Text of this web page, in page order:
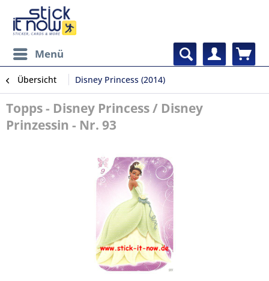
Menü
Übersicht Disney Princess (2014)
Topps - Disney Princess / Disney
Prinzessin - Nr. 93